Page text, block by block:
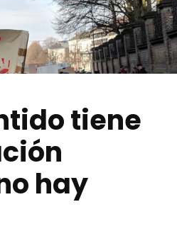
tiene
hay